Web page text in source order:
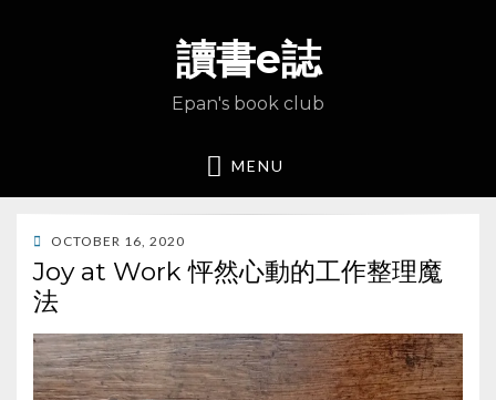
讀書e誌
Epan's book club
MENU
POSTED
ON
OCTOBER 16, 2020
Joy at Work 怦然心動的工作整理魔
法